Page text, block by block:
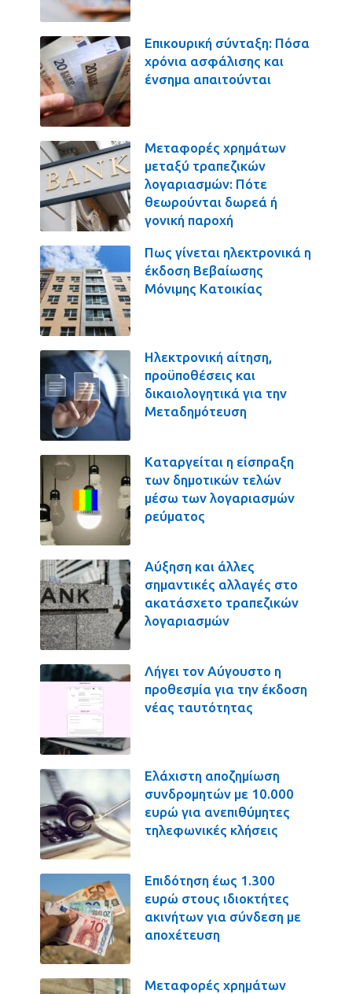
Επικουρική σύνταξη: Πόσα
χρόνια ασφάλισης και
ένσημα απαιτούνται
Μεταφορές χρημάτων
μεταξύ τραπεζικών
λογαριασμών: Πότε
θεωρούνται δωρεά ή
γονική παροχή
Πως γίνεται ηλεκτρονικά η
έκδοση Βεβαίωσης
Μόνιμης Κατοικίας
Ηλεκτρονική αίτηση,
προϋποθέσεις και
δικαιολογητικά για την
Μεταδημότευση
Καταργείται η είσπραξη
των δημοτικών τελών
μέσω των λογαριασμών
ρεύματος
Αύξηση και άλλες
σημαντικές αλλαγές στο
ακατάσχετο τραπεζικών
λογαριασμών
Λήγει τον Αύγουστο η
προθεσμία για την έκδοση
νέας ταυτότητας
Ελάχιστη αποζημίωση
συνδρομητών με 10.000
ευρώ για ανεπιθύμητες
τηλεφωνικές κλήσεις
Επιδότηση έως 1.300
ευρώ στους ιδιοκτήτες
ακινήτων για σύνδεση με
αποχέτευση
Μεταφορές χρημάτων